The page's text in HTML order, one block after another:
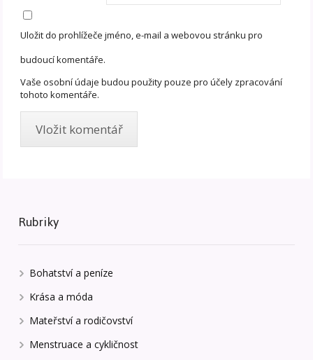
Uložit do prohlížeče jméno, e-mail a webovou stránku pro
budoucí komentáře.
Vaše osobní údaje budou použity pouze pro účely zpracování
tohoto komentáře.
Rubriky
Bohatství a peníze
Krása a móda
Mateřství a rodičovství
Menstruace a cykličnost